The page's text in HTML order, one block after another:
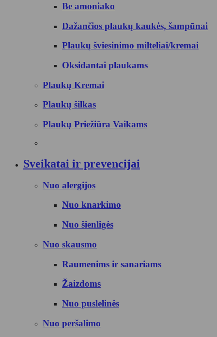
Be amoniako
Dažančios plaukų kaukės, šampūnai
Plaukų šviesinimo milteliai/kremai
Oksidantai plaukams
Plaukų Kremai
Plaukų šilkas
Plaukų Priežiūra Vaikams
Sveikatai ir prevencijai
Nuo alergijos
Nuo knarkimo
Nuo šienligės
Nuo skausmo
Raumenims ir sanariams
Žaizdoms
Nuo puslelinės
Nuo peršalimo